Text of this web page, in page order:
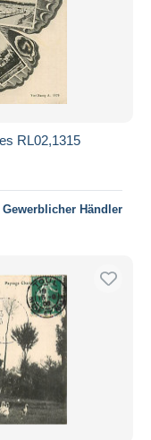
RL02,1315
Gewerblicher Händler